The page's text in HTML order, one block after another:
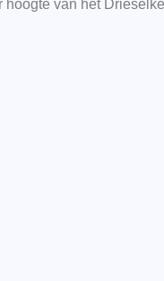
hoogte van het